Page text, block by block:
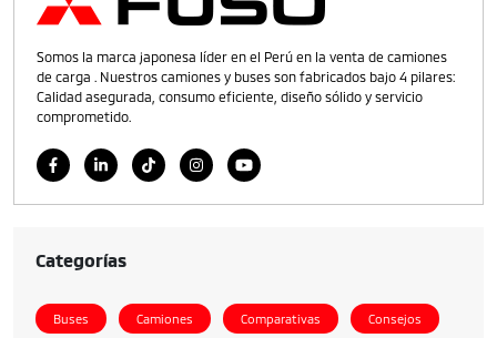
Somos la marca japonesa líder en el Perú en la venta de camiones
de carga . Nuestros camiones y buses son fabricados bajo 4 pilares:
Calidad asegurada, consumo eficiente, diseño sólido y servicio
comprometido.
Categorías
Buses Camiones Comparativas Consejos